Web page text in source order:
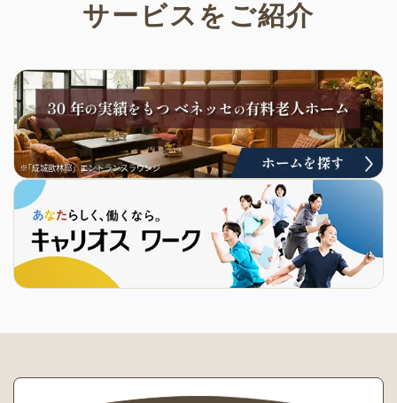
サービスをご紹介